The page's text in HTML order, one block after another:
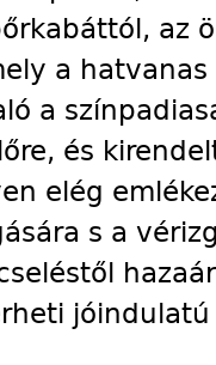
az
a
a
és
elég
s a